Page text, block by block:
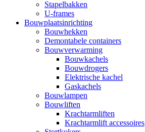
Stapelbakken
U-frames
Bouwplaatsinrichting
Bouwhekken
Demontabele containers
Bouwverwarming
Bouwkachels
Bouwdrogers
Elektrische kachel
Gaskachels
Bouwlampen
Bouwliften
Krachtarmliften
Krachtarmlift accessoires